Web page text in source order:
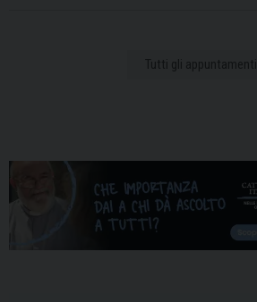
Tutti gli appuntamenti